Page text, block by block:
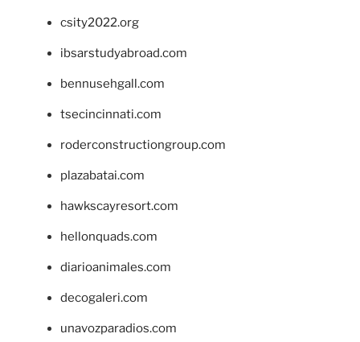
csity2022.org
ibsarstudyabroad.com
bennusehgall.com
tsecincinnati.com
roderconstructiongroup.com
plazabatai.com
hawkscayresort.com
hellonquads.com
diarioanimales.com
decogaleri.com
unavozparadios.com